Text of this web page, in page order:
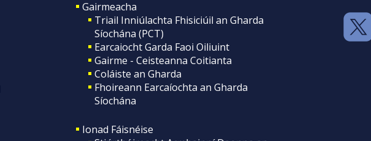
Gairmeacha
Triail Inniúlachta Fhisiciúil an Gharda
Síochána (PCT)
Earcaiocht Garda Faoi Oiliuint
Gairme - Ceisteanna Coitianta
Coláiste an Gharda
Fhoireann Earcaíochta an Gharda
Síochána
Ionad Fáisnéise